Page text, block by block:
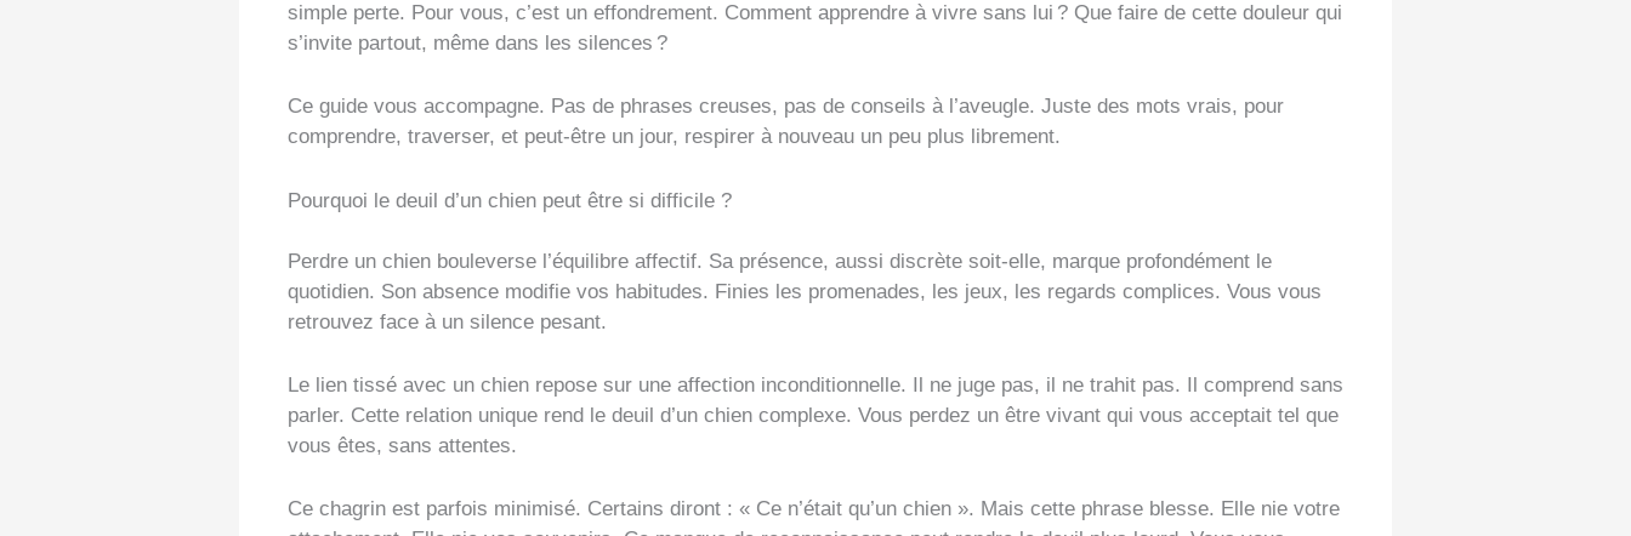
simple perte. Pour vous, c’est un effondrement. Comment apprendre à vivre sans lui ? Que faire de cette douleur qui
s’invite partout, même dans les silences ?
Ce guide vous accompagne. Pas de phrases creuses, pas de conseils à l’aveugle. Juste des mots vrais, pour
comprendre, traverser, et peut-être un jour, respirer à nouveau un peu plus librement.
Pourquoi le deuil d’un chien peut être si difficile ?
Perdre un chien bouleverse l’équilibre affectif. Sa présence, aussi discrète soit-elle, marque profondément le
quotidien. Son absence modifie vos habitudes. Finies les promenades, les jeux, les regards complices. Vous vous
retrouvez face à un silence pesant.
Le lien tissé avec un chien repose sur une affection inconditionnelle. Il ne juge pas, il ne trahit pas. Il comprend sans
parler. Cette relation unique rend le deuil d’un chien complexe. Vous perdez un être vivant qui vous acceptait tel que
vous êtes, sans attentes.
Ce chagrin est parfois minimisé. Certains diront : « Ce n’était qu’un chien ». Mais cette phrase blesse. Elle nie votre